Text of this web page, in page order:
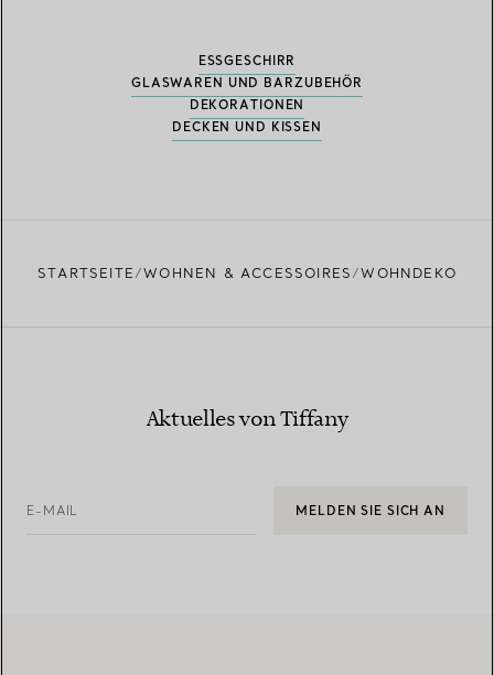
ESSGESCHIRR
GLASWAREN UND BARZUBEHÖR
DEKORATIONEN
DECKEN UND KISSEN
STARTSEITE WOHNEN & ACCESSOIRES WOHNDEKO
Aktuelles von Tiffany
E-MAIL MELDEN SIE SICH AN